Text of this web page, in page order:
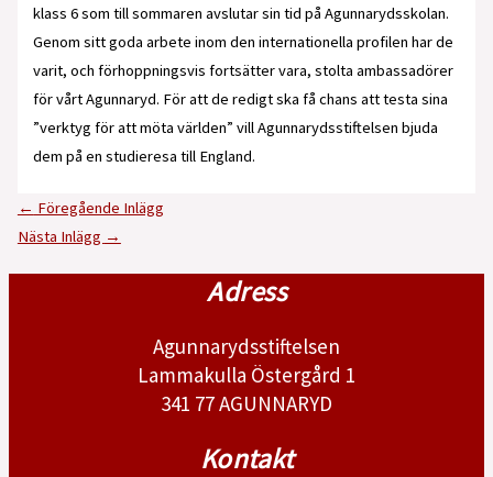
klass 6 som till sommaren avslutar sin tid på Agunnarydsskolan.
Genom sitt goda arbete inom den internationella profilen har de
varit, och förhoppningsvis fortsätter vara, stolta ambassadörer
för vårt Agunnaryd. För att de redigt ska få chans att testa sina
”verktyg för att möta världen” vill Agunnarydsstiftelsen bjuda
dem på en studieresa till England.
← Föregående Inlägg
Nästa Inlägg →
Adress
Agunnarydsstiftelsen
Lammakulla Östergård 1
341 77 AGUNNARYD
Kontakt